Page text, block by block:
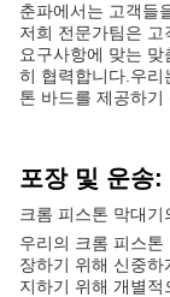
춘파에서는 고객들
저희 전문가팀은
요구사항에 맞는
히 협력합니다.우리
톤 바드를 제공하기
포장 및 운송:
크롬 피스톤 막대기
우리의 크롬 피스
장하기 위해 신중
지하기 위해 개별적